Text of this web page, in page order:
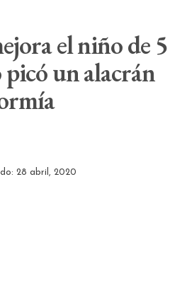
el niño de 5
picó un alacrán
28 abril, 2020